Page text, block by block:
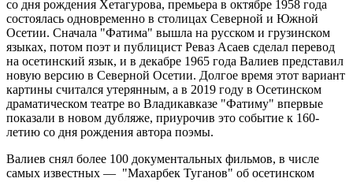
со дня рождения Хетагурова, премьера в октябре 1958 года
состоялась одновременно в столицах Северной и Южной
Осетии. Сначала "Фатима" вышла на русском и грузинском
языках, потом поэт и публицист Реваз Асаев сделал перевод
на осетинский язык, и в декабре 1965 года Валиев представил
новую версию в Северной Осетии. Долгое время этот вариант
картины считался утерянным, а в 2019 году в Осетинском
драматическом театре во Владикавказе "Фатиму" впервые
показали в новом дубляже, приурочив это событие к 160-
летию со дня рождения автора поэмы.
Валиев снял более 100 документальных фильмов, в числе
самых известных — "Махарбек Туганов" об осетинском